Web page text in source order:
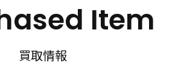
Item
買取情報